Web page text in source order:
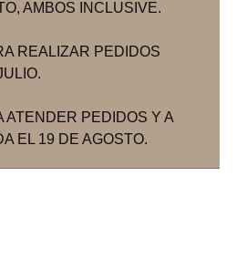
AMBOS INCLUSIVE.
REALIZAR PEDIDOS
ATENDER PEDIDOS Y A
EL 19 DE AGOSTO.